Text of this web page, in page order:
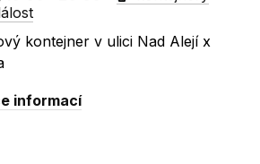
kontejner v ulici Nad Alejí x
informací